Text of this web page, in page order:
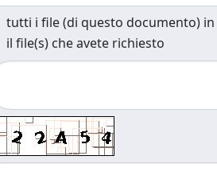
tutti i file (di questo documento)
il file(s) che avete richiesto